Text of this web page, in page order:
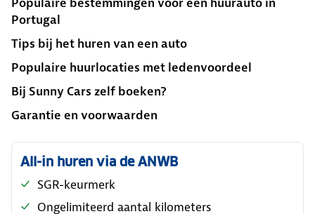
Portugal
Tips bij het huren van een auto
Populaire huurlocaties met ledenvoordeel
Bij Sunny Cars zelf boeken?
Garantie en voorwaarden
All-in huren via de ANWB
SGR-keurmerk
Ongelimiteerd aantal kilometers